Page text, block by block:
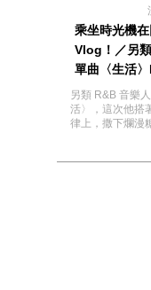
乘坐時光機
Vlog！／另
單曲〈生活
另類 R&B 音樂
活〉，這次他搭
律上，撒下爛漫